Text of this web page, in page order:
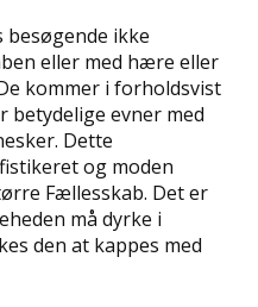
ikke
eller med hære eller
kommer i forholdsvist
betydelige evner med
Dette
og moden
Fællesskab. Det er
må dyrke i
den at kappes med